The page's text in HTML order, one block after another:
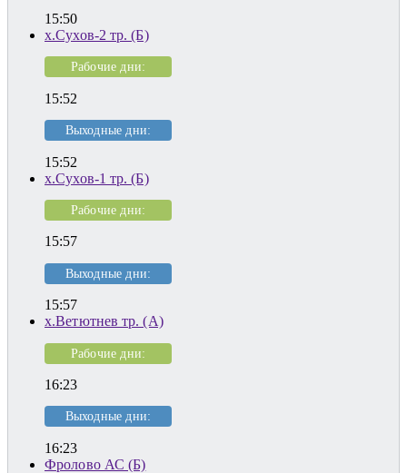
15:50
х.Сухов-2 тр. (Б)
Рабочие дни:
15:52
Выходные дни:
15:52
х.Сухов-1 тр. (Б)
Рабочие дни:
15:57
Выходные дни:
15:57
х.Ветютнев тр. (А)
Рабочие дни:
16:23
Выходные дни:
16:23
Фролово АС (Б)